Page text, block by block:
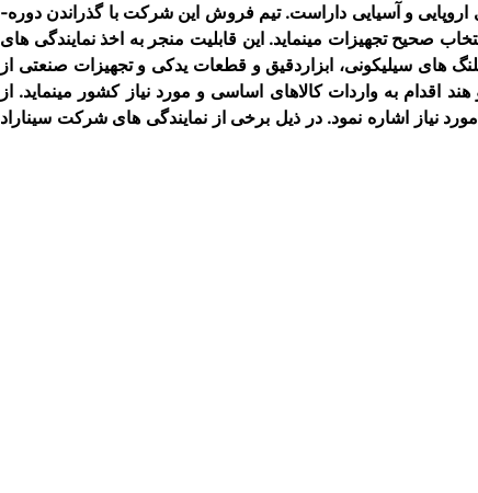
شرکت سیناراد­کالا با بهره ­گیری از شبکه بین المللی واردات و دفاتر معتبر در خارج از کشور، توانمندی بالایی در زمینه واردات کالا از کشورهای اروپایی و آسیایی داراست. تیم فروش این شرکت با گذراندن دوره­
تجهیزات می­نماید. این قابلیت منجر به اخذ نمایندگی ­های
­های سیلیکونی، ابزاردقیق و قطعات یدکی و تجهیزات صنعتی از
هند اقدام به واردات کالاهای اساسی و مورد نیاز کشور می­نماید. از
نیاز اشاره نمود. در ذیل برخی از نمایندگی ­های شرکت سیناراد